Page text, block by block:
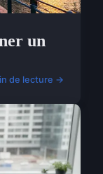
un
de lecture →